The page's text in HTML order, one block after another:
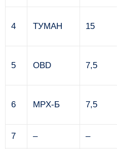
4 ТУМАН 15
5 OBD 7,5
6 MPX-Б 7,5
7 – –